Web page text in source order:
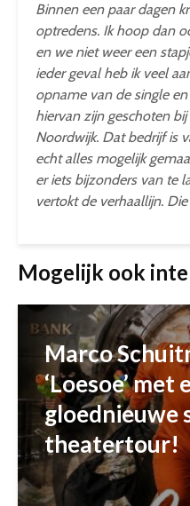
Binnen een paar dagen
optredens. Ik hoop dan
en we niet weer een
ieder geval heb ik veel
opname van de single
hiervan zijn geschoten
Noordwijk. Dat bedrijf is
echt alles mogelijk
er iets bijzonders van te
vertokt de verhaallijn.
Mogelijk ook
Marco
‘Loesoe’ met
gloednieuwe
theatertour!